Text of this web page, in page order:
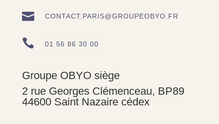
 CONTACT.PARIS@GROUPEOBYO.FR
 01 56 86 30 00
Groupe OBYO siège
2 rue Georges Clémenceau, BP89
44600 Saint Nazaire cédex